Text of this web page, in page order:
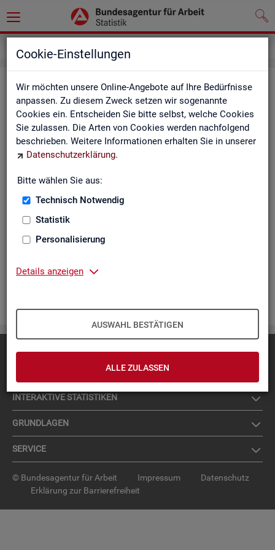
Cookie-Einstellungen
Wir möchten unsere Online-Angebote auf Ihre Bedürfnisse
anpassen. Zu diesem Zweck setzen wir sogenannte
Cookies ein. Entscheiden Sie bitte selbst, welche Cookies
Sie zulassen. Die Arten von Cookies werden nachfolgend
beschrieben. Weitere Informationen erhalten Sie in unserer
Datenschutzerklärung.
Bitte wählen Sie aus:
Technisch Notwendig
Statistik
Personalisierung
Details anzeigen
AUSWAHL BESTÄTIGEN
ALLE ZULASSEN
News­let­ter Sta­tis­tik und Ar­beits­
markt­be­richt­erstat­tung der BA
Mit dem mo­nat­li­chen News­let­ter in­for­mie­ren wir Sie über
ver­schie­de­ne The­men und ak­tu­el­le Ent­wick­lun­gen.
ak­tu­el­le Be­rich­te, wie z. B. den Mo­nats­be­richt und den BA-
neue Ver­öf­fent­li­chun­gen,
Son­der­be­rich­te,
an­de­re Neu­ig­kei­ten aus der Sta­tis­tik.
Die­ser Ser­vice ist selbst­ver­ständ­lich kos­ten­los.
IN­TER­AK­TI­VE STA­TIS­TI­KEN
GRUND­LA­GEN
SER­VICE
© Bundesagentur für Arbeit Impressum
Datenschutz
Erklärung zur Barrierefreiheit